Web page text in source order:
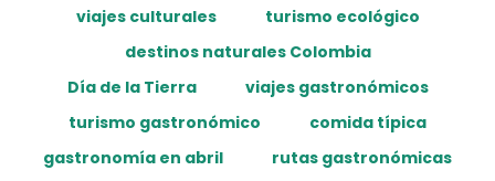
viajes culturales
turismo ecológico
destinos naturales Colombia
Día de la Tierra
viajes gastronómicos
turismo gastronómico
comida típica
gastronomía en abril
rutas gastronómicas